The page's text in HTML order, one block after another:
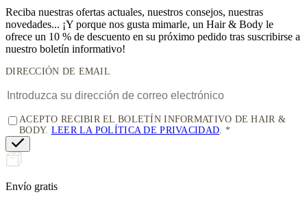
Reciba nuestras ofertas actuales, nuestros consejos, nuestras
novedades... ¡Y porque nos gusta mimarle, un Hair & Body le
ofrece un 10 % de descuento en su próximo pedido tras suscribirse a
nuestro boletín informativo!
DIRECCIÓN DE EMAIL
ACEPTO RECIBIR EL BOLETÍN INFORMATIVO DE HAIR &
BODY. LEER LA POLÍTICA DE PRIVACIDAD
Envío gratis